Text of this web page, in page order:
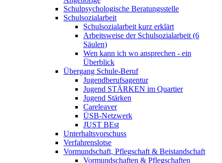
Schulpsychologische Beratungsstelle
Schulsozialarbeit
Schulsozialarbeit kurz erklärt
Arbeitsweise der Schulsozialarbeit (6
Säulen)
Wen kann ich wo ansprechen - ein
Überblick
Übergang Schule-Beruf
Jugendberufsagentur
Jugend STÄRKEN im Quartier
Jugend Stärken
Careleaver
ÜSB-Netzwerk
JUST BEst
Unterhaltsvorschuss
Verfahrenslotse
Vormundschaft, Pflegschaft & Beistandschaft
Vormundschaften & Pflegschaften